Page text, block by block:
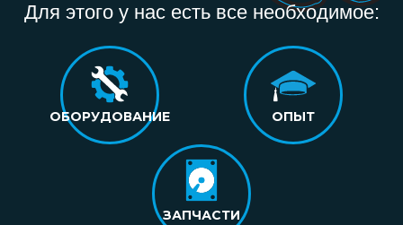
Для этого у нас есть все необходимое:
ОБОРУДОВАНИЕ ОПЫТ
ЗАПЧАСТИ